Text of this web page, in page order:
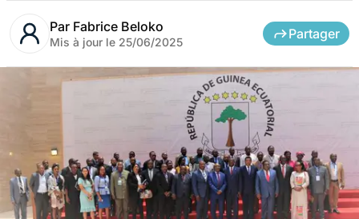
Par Fabrice Beloko
Mis à jour le 25/06/2025
Partager